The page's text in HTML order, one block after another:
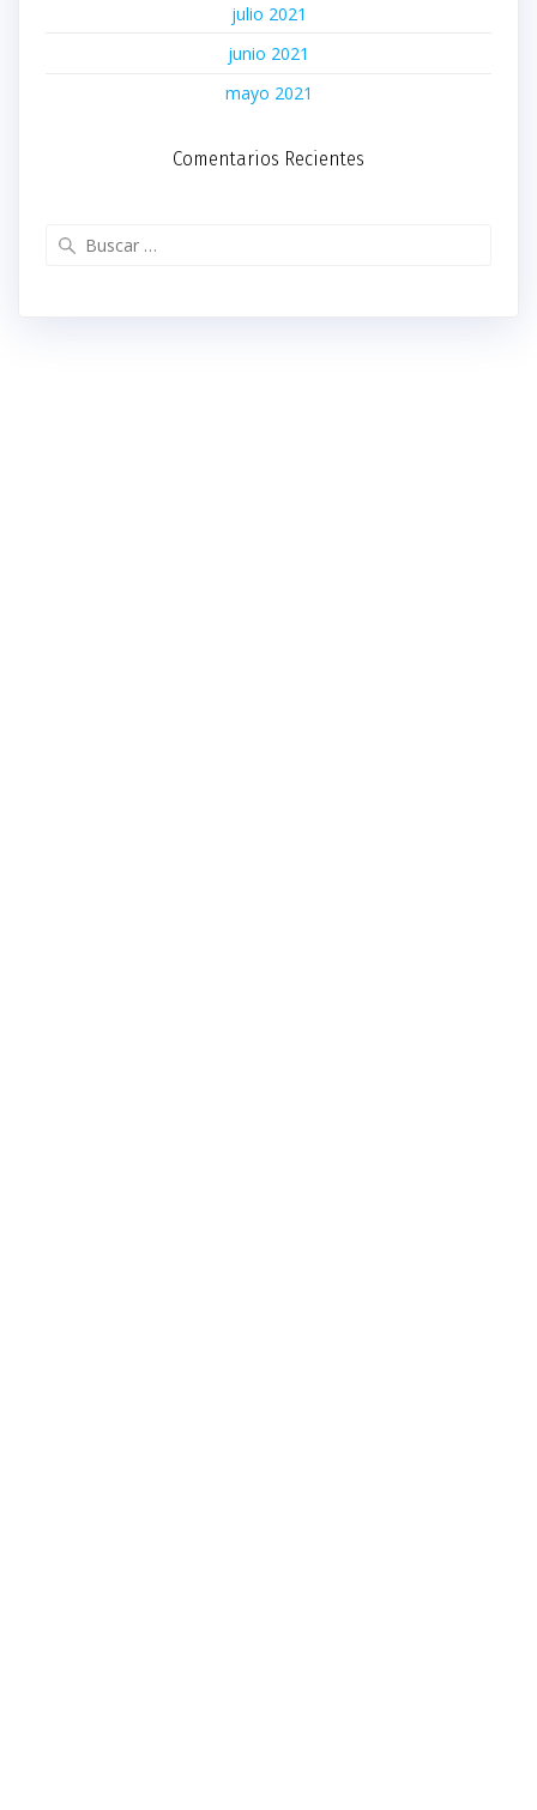
julio 2021
junio 2021
mayo 2021
Comentarios Recientes